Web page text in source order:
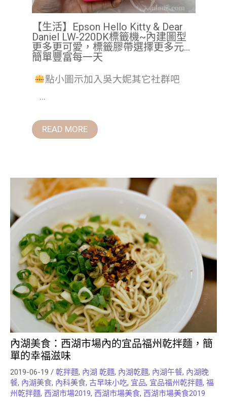
【生活】Epson Hello Kitty & Dear
Daniel LW-220DK標籤機~內建圖型
更多更可愛，標籤膠帶選擇更多元…
簡單豐富每一天
點小圖示加入吳大妮其它社群吧
...
READ MORE
內湖美食：西湖市場內的宜品福州乾拌麵，簡
單的幸福滋味
2019-06-19 / 乾拌麵, 內湖 乾麵, 內湖乾麵, 內湖午餐, 內湖晚
餐, 內湖美食, 內科美食, 古早味小吃, 宜品, 宜品福州乾拌麵, 福
州乾拌麵, 西湖市場2019, 西湖市場美食, 西湖市場美食2019